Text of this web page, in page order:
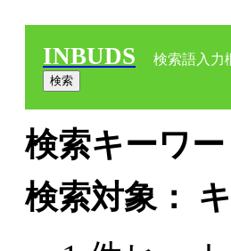
INBUDS 検索語入力
検索キーワ
検索対象：